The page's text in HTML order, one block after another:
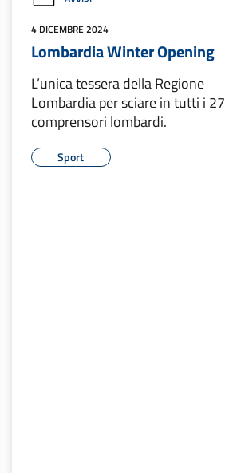
4 DICEMBRE 2024
Lombardia Winter Opening
L’unica tessera della Regione
Lombardia per sciare in tutti i 27
comprensori lombardi.
Sport